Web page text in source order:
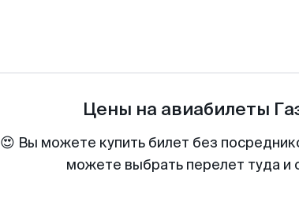
Цены на авиабилеты
😍 Вы можете купить билет без
можете выбрать перелет туда и